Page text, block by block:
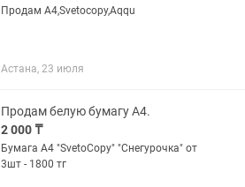
Продам А4,Svetocopy,Aqqu
Астана, 23 июля
Продам белую бумагу А4.
2 000 ₸
Бумага А4 "SvetoCopy" "Снегурочка" от
3шт - 1800 тг